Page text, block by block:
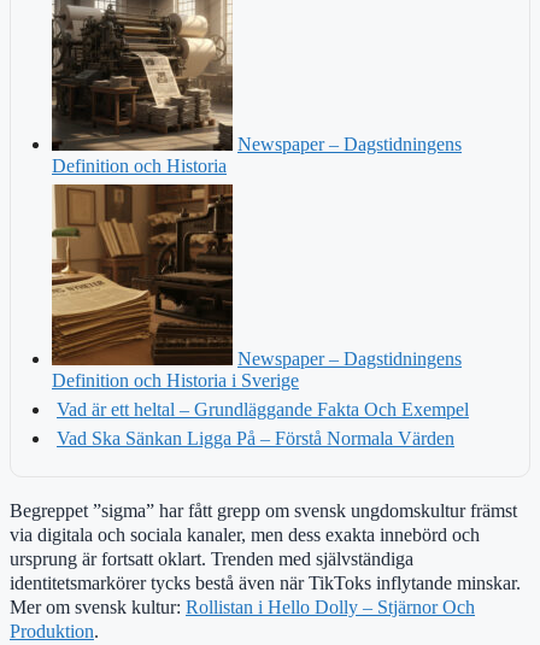
Newspaper – Dagstidningens
Definition och Historia
Newspaper – Dagstidningens
Definition och Historia i Sverige
Vad är ett heltal – Grundläggande Fakta Och Exempel
Vad Ska Sänkan Ligga På – Förstå Normala Värden
Begreppet ”sigma” har fått grepp om svensk ungdomskultur främst
via digitala och sociala kanaler, men dess exakta innebörd och
ursprung är fortsatt oklart. Trenden med självständiga
identitetsmarkörer tycks bestå även när TikToks inflytande minskar.
Mer om svensk kultur: Rollistan i Hello Dolly – Stjärnor Och
Produktion.